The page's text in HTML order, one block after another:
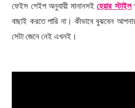
ফেইস শেইপ অনুযায়ী মানানসইহেয়ার স্টাইল
বাছাই করতে পারি না। কীভাবে বুঝবেন
সেটা জেনে নেই এখনই।